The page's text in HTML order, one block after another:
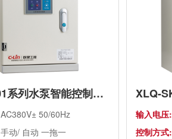
XLQ-SK101系列水泵智能控制箱（老款）
AC380V± 50/60Hz
手动/ 自动 一拖一
输入电压:
控制方式: